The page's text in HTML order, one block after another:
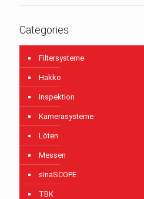
Categories
Filtersysteme
Hakko
Inspektion
Kamerasysteme
Löten
Messen
sinaSCOPE
TBK